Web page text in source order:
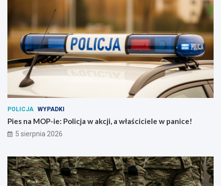
POLICJA WYPADKI
Pies na MOP-ie: Policja w akcji, a właściciele w panice!
5 sierpnia 2026